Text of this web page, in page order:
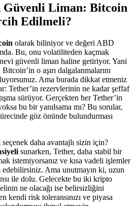
Güvenli Liman: Bitcoin
Edilmeli?
olarak biliniyor ve değeri ABD
Bu, onu volatiliteden kaçmak
güvenli liman haline getiriyor. Yani
o aşırı dalgalanmalarını
Ama burada dikkat etmeniz
Tether’in rezervlerinin ne kadar şeffaf
sürüyor. Gerçekten her Tether’in
bu bir yanılsama mı? Bu sorular,
göz önünde bulundurması
daha avantajlı sizin için?
sunarken, Tether, daha stabil bir
istemiyorsanız ve kısa vadeli işlemler
edebilirsiniz. Ama unutmayın ki, uzun
ile dolu. Gelecekte bu iki kripto
ne olacağı ise belirsizliğini
kendi risk toleransınızı ve piyasa